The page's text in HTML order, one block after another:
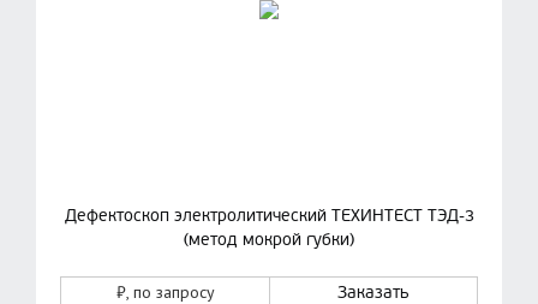
Дефектоскоп электролитический ТЕХИНТЕСТ ТЭД-3
(метод мокрой губки)
₽, по запросу Заказать